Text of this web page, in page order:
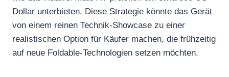
Dollar unterbieten. Diese Strategie könnte das Gerät
von einem reinen Technik-Showcase zu einer
realistischen Option für Käufer machen, die frühzeitig
auf neue Foldable-Technologien setzen möchten.